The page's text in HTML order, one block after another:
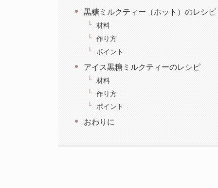
黒糖ミルクティー（ホット）のレシピ
材料
作り方
ポイント
アイス黒糖ミルクティーのレシピ
材料
作り方
ポイント
おわりに